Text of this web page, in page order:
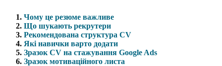
Чому це резюме важливе
Що шукають рекрутери
Рекомендована структура CV
Які навички варто додати
Зразок CV на стажування Google Ads
Зразок мотиваційного листа